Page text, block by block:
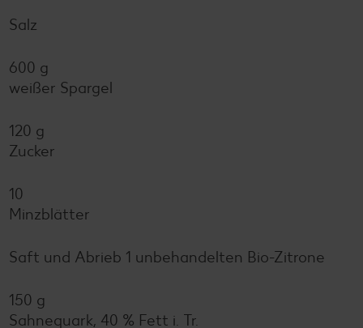
Salz
600 g
weißer Spargel
120 g
Zucker
10
Minzblätter
Saft und Abrieb 1 unbehandelten Bio-Zitrone
150 g
Sahnequark, 40 % Fett i. Tr.